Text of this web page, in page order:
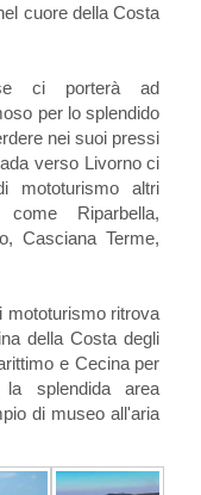
cuore della Costa
ci porterà ad
per lo splendido
nei suoi pressi
verso Livorno ci
mototurismo altri
Riparbella,
Casciana Terme,
mototurismo ritrova
della Costa degli
e Cecina per
splendida area
di museo all'aria